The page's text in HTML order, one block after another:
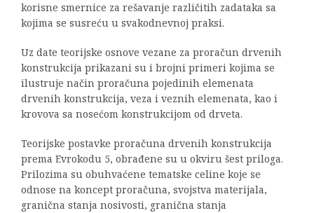
korisne smernice za rešavanje različitih zadataka sa
kojima se susreću u svakodnevnoj praksi.
Uz date teorijske osnove vezane za proračun drvenih
konstrukcija prikazani su i brojni primeri kojima se
ilustruje način proračuna pojedinih elemenata
drvenih konstrukcija, veza i veznih elemenata, kao i
krovova sa nosećom konstrukcijom od drveta.
Teorijske postavke proračuna drvenih konstrukcija
prema Evrokodu 5, obrađene su u okviru šest priloga.
Prilozima su obuhvaćene tematske celine koje se
odnose na koncept proračuna, svojstva materijala,
granična stanja nosivosti, granična stanja